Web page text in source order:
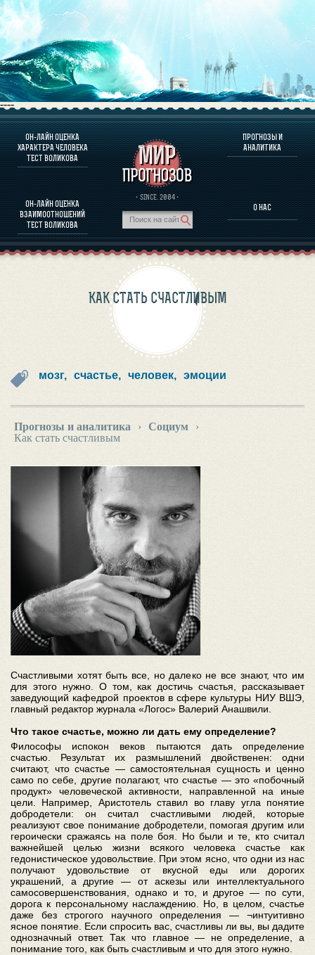
----
ОН-ЛАЙН ОЦЕНКА
ХАРАКТЕРА ЧЕЛОВЕКА
ТЕСТ ВОЛИКОВА
ОН-ЛАЙН ОЦЕНКА
ВЗАИМООТНОШЕНИЙ
ТЕСТ ВОЛИКОВА
· SINCE. 2004 ·
ПРОГНОЗЫ И
АНАЛИТИКА
О НАС
О ПРОГРАММЕ
ОЦЕНКА ХАРАКТЕРA ЧЕЛОВЕКА
ОЦЕНКА ХАРАКТЕРА ВЫДАЮЩИХСЯ ЛИЧНОСТЕЙ
О ПРОГРАММЕ
ПРОГНОЗЫ И АНАЛИТИКА
КАК СТАТЬ СЧАСТЛИВЫМ
мозг, счастье, человек, эмоции
Прогнозы и аналитика › Социум
›
Как стать счастливым
Счастливыми хотят быть все, но далеко не все знают, что им
для этого нужно. О том, как достичь счастья, рассказывает
заведующий кафедрой проектов в сфере культуры НИУ ВШЭ,
главный редактор журнала «Логос» Валерий Анашвили.
Что такое счастье, можно ли дать ему определение?
Философы испокон веков пытаются дать определение
счастью. Результат их размышлений двойственен: одни
считают, что счастье — самостоятельная сущность и ценно
само по себе, другие полагают, что счастье — это «побочный
продукт» человеческой активности, направленной на иные
цели. Например, Аристотель ставил во главу угла понятие
добродетели: он считал счастливыми людей, которые
реализуют свое понимание добродетели, помогая другим или
героически сражаясь на поле боя. Но были и те, кто считал
важнейшей целью жизни всякого человека счастье как
гедонистическое удовольствие. При этом ясно, что одни из нас
получают удовольствие от вкусной еды или дорогих
украшений, а другие — от аскезы или интеллектуального
самосовершенствования, однако и то, и другое — по сути,
дорога к персональному наслаждению. Но, в целом, счастье
даже без строгого научного определения — ¬интуитивно
ясное понятие. Если спросить вас, счастливы ли вы, вы дадите
однозначный ответ. Так что главное — не определение, а
понимание того, как быть счастливым и что для этого нужно.